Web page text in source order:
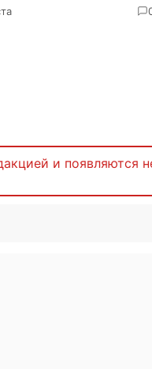
и появляются